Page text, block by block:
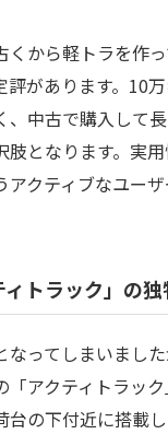
くから軽トラを作
評があります。10
、中古で購入して
肢となります。実
アクティブなユー
トラック」の
なってしまいまし
「アクティトラッ
台の下付近に搭載